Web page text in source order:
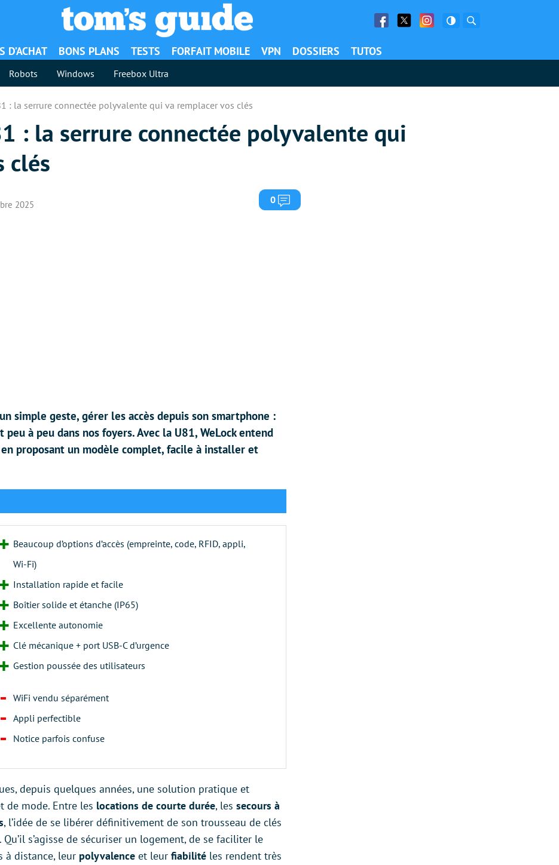
Facebook
Twitter Facebook
D’ACHAT BONS PLANS TESTS FORFAIT MOBILE VPN DOSSIERS TUTOS
Robots Windows Freebox Ultra
: la serrure connectée polyvalente qui va remplacer vos clés
: la serrure connectée polyvalente qui
clés
2025 0 Commentaires
simple geste, gérer les accès depuis son smartphone :
peu à peu dans nos foyers. Avec la U81, WeLock entend
proposant un modèle complet, facile à installer et
Beaucoup d’options d’accès (empreinte, code, RFID, appli,
Wi-Fi)
Installation rapide et facile
Boîtier solide et étanche (IP65)
Excellente autonomie
Clé mécanique + port USB-C d’urgence
Gestion poussée des utilisateurs
WiFi vendu séparément
Appli perfectible
Notice parfois confuse
depuis quelques années, une solution pratique et
de mode. Entre les locations de courte durée, les secours à
, l’idée de se libérer définitivement de son trousseau de clés
s’agisse de sécuriser un logement, de se faciliter le
à distance, leur polyvalence et leur fiabilité les rendent très